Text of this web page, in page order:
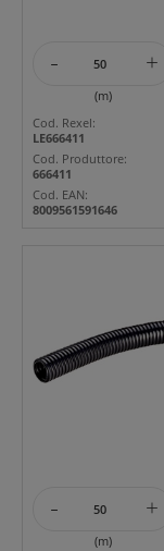
- +
(m)
Cod. Rexel:
LE666411
Cod. Produttore:
666411
Cod. EAN:
8009561591646
- +
(m)